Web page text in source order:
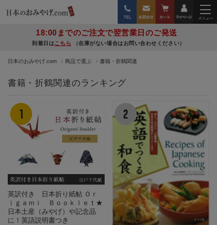
18:00までのご注文で翌営業日のご発送
到着日はこちら （在庫がない場合はお問い合わせください）
日本のおみやげ.com 商品で選ぶ 書籍・折鶴関連
書籍・折鶴関連のランキング
英訳付き 日本折り紙帖 Ｏｒ
ｉｇａｍｉ Ｂｏｏｋｌｅｔ★
日本土産（みやげ）や記念品
に！英語説明書つき